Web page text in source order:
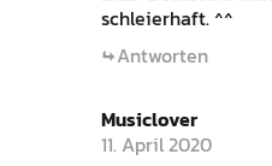
schleierhaft. ^^
Antworten
Musiclover
11. April 2020